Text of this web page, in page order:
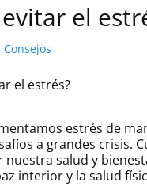
el
Consejos
estrés de
a grandes crisis.
nuestra salud y
interior y la salud